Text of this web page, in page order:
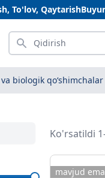
To'lov, Qaytarish
Qidirish
biologik qo‘shimchalar
Ko'rsatildi
mavjud